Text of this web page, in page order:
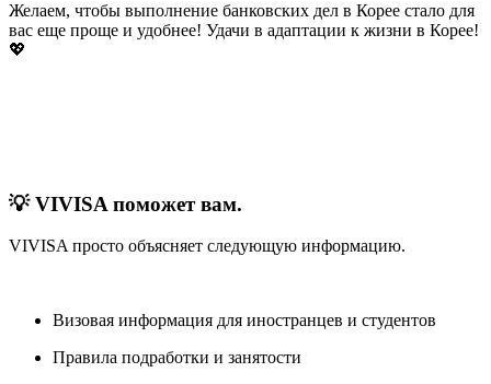
Желаем, чтобы выполнение банковских дел в Корее стало для
вас еще проще и удобнее! Удачи в адаптации к жизни в Корее!
💖
💡 VIVISA поможет вам.
VIVISA просто объясняет следующую информацию.
Визовая информация для иностранцев и студентов
Правила подработки и занятости